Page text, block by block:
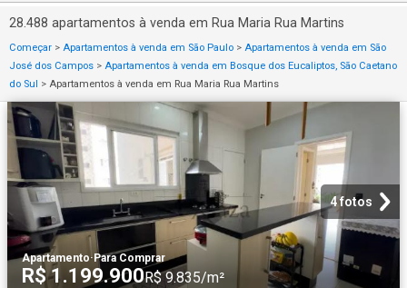
28.488 apartamentos à venda em Rua Maria Rua Martins
Começar > Apartamentos à venda em São Paulo > Apartamentos à venda em São
José dos Campos > Apartamentos à venda em Bosque dos Eucaliptos, São Caetano
do Sul > Apartamentos à venda em Rua Maria Rua Martins
4 fotos
Apartamento· Para Comprar
R$ 1.199.900R$ 9.835/m²